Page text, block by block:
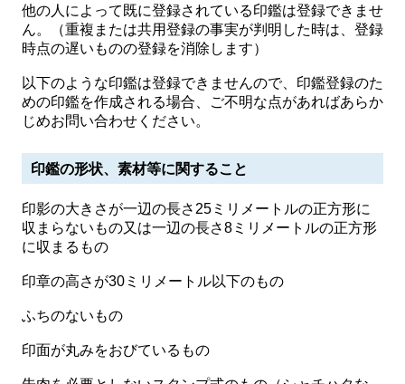
他の人によって既に登録されている印鑑は登録できませ
ん。（重複または共用登録の事実が判明した時は、登録
時点の遅いものの登録を消除します）
以下のような印鑑は登録できませんので、印鑑登録のた
めの印鑑を作成される場合、ご不明な点があればあらか
じめお問い合わせください。
印鑑の形状、素材等に関すること
印影の大きさが一辺の長さ25ミリメートルの正方形に
収まらないもの又は一辺の長さ8ミリメートルの正方形
に収まるもの
印章の高さが30ミリメートル以下のもの
ふちのないもの
印面が丸みをおびているもの